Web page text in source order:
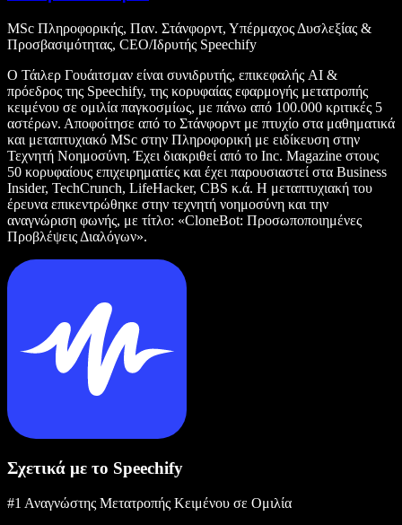
MSc Πληροφορικής, Παν. Στάνφορντ, Υπέρμαχος Δυσλεξίας &
Προσβασιμότητας, CEO/Ιδρυτής Speechify
Ο Τάιλερ Γουάιτσμαν είναι συνιδρυτής, επικεφαλής AI &
πρόεδρος της Speechify, της κορυφαίας εφαρμογής μετατροπής
κειμένου σε ομιλία παγκοσμίως, με πάνω από 100.000 κριτικές 5
αστέρων. Αποφοίτησε από το Στάνφορντ με πτυχίο στα μαθηματικά
και μεταπτυχιακό MSc στην Πληροφορική με ειδίκευση στην
Τεχνητή Νοημοσύνη. Έχει διακριθεί από το Inc. Magazine στους
50 κορυφαίους επιχειρηματίες και έχει παρουσιαστεί στα Business
Insider, TechCrunch, LifeHacker, CBS κ.ά. Η μεταπτυχιακή του
έρευνα επικεντρώθηκε στην τεχνητή νοημοσύνη και την
αναγνώριση φωνής, με τίτλο: «CloneBot: Προσωποποιημένες
Προβλέψεις Διαλόγων».
Σχετικά με το Speechify
#1 Αναγνώστης Μετατροπής Κειμένου σε Ομιλία